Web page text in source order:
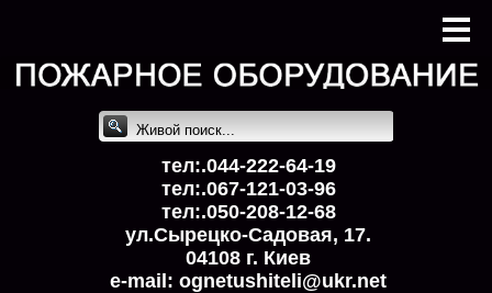
тел:.044-222-64-19
тел:.067-121-03-96
тел:.050-208-12-68
ул.Сырецко-Cадовая, 17.
04108 г. Киев
e-mail: ognetushiteli@ukr.net